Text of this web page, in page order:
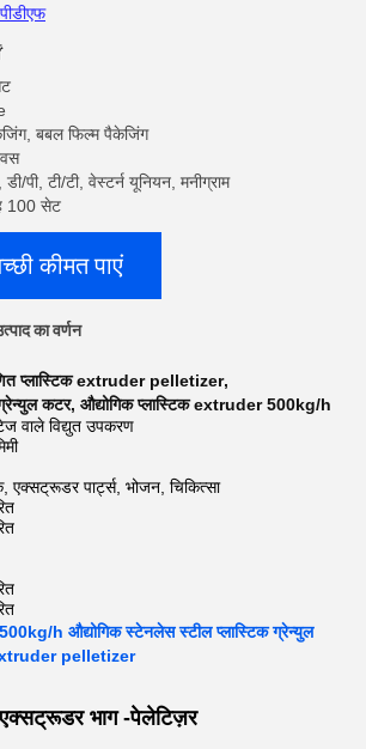
बबल फिल्म पैकेजिंग
पी, टी/टी, वेस्टर्न यूनियन, मनीग्राम
100 सेट
कीमत पाएं
का वर्णन
प्लास्टिक extruder pelletizer,
कटर, औद्योगिक प्लास्टिक extruder 500kg/h
वाले विद्युत उपकरण
एक्सट्रूडर पार्ट्स, भोजन, चिकित्सा
500kg/h औद्योगिक स्टेनलेस स्टील प्लास्टिक ग्रेन्युल
pelletizer
एक्सट्रूडर भाग -पेलेटिज़र